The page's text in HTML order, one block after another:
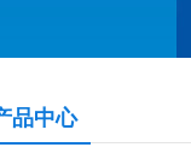
品中心